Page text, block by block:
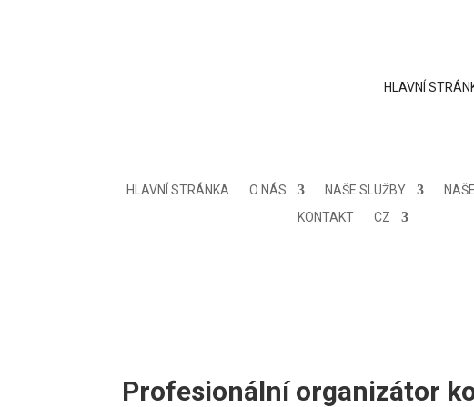
HLAVNÍ
HLAVNÍ STRÁNKA O NÁS NAŠE SLUŽBY
KONTAKT
CZ
Profesionální organizátor